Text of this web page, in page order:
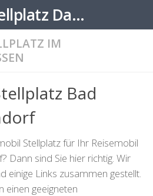
Wohnmobil Stellplatz Datenbank
IM
Bad
Stellplatz für Ihr Reisemobil
Dann sind Sie hier richtig. Wir
einige Links zusammen gestellt.
einen geeigneten